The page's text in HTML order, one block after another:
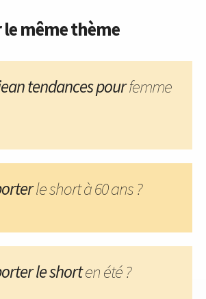
le même thème
tendances pourfemme
le short à 60 ans ?
le shorten été ?